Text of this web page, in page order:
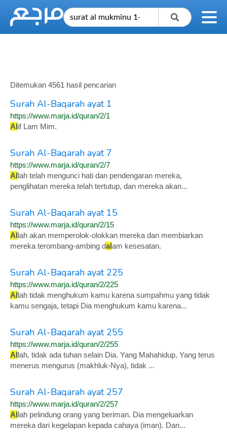
Ditemukan 4561 hasil pencarian
Surah Al-Baqarah ayat 1
https://www.marja.id/quran/2/1
Alif Lam Mim.
Surah Al-Baqarah ayat 7
https://www.marja.id/quran/2/7
Allah telah mengunci hati dan pendengaran mereka,
penglihatan mereka telah tertutup, dan mereka akan...
Surah Al-Baqarah ayat 15
https://www.marja.id/quran/2/15
Allah akan memperolok-olokkan mereka dan membiarkan
mereka terombang-ambing dalam kesesatan.
Surah Al-Baqarah ayat 225
https://www.marja.id/quran/2/225
Allah tidak menghukum kamu karena sumpahmu yang tidak
kamu sengaja, tetapi Dia menghukum kamu karena...
Surah Al-Baqarah ayat 255
https://www.marja.id/quran/2/255
Allah, tidak ada tuhan selain Dia. Yang Mahahidup, Yang terus
menerus mengurus (makhluk-Nya), tidak ...
Surah Al-Baqarah ayat 257
https://www.marja.id/quran/2/257
Allah pelindung orang yang beriman. Dia mengeluarkan
mereka dari kegelapan kepada cahaya (iman). Dan...